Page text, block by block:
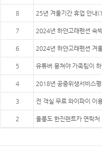
8 25년 겨울기간 휴업 안내
7 2024년 하얀고래펜션 숙
6 2024년 하얀고래펜션 겨
5 유튜버 뭉쳐야 가족팀이
4 2018년 공중위생서비스
3 전 객실 무료 와이파이 이
2 울릉도 한진렌트카 연락처